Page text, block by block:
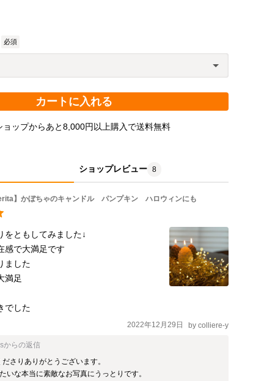
必須
カートに入れる
ョップからあと8,000円以上購入で送料無料
ショップレビュー 8
】かぼちゃのキャンドル パンプキン ハロウィンにも
をともしてみました↓
感で大満足です
ました
満足
でした
2022年12月29日 by colliere-y
からの返信
さりありがとうございます。
いな本当に素敵なお写真にうっとりです。